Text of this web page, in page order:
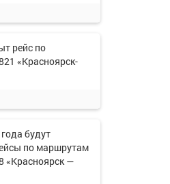
рейс по
«Красноярск-
будут
по маршрутам
—